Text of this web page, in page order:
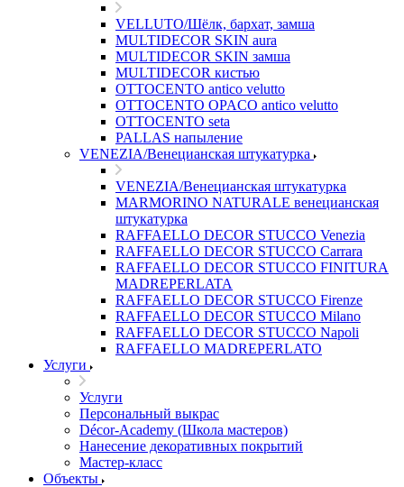
VELLUTO/Шёлк, бархат, замша
MULTIDECOR SKIN aura
MULTIDECOR SKIN замша
MULTIDECOR кистью
OTTOCENTO antico velutto
OTTOCENTO OPACO antico velutto
OTTOCENTO seta
PALLAS напыление
VENEZIA/Венецианская штукатурка
VENEZIA/Венецианская штукатурка
MARMORINO NATURALE венецианская
штукатурка
RAFFAELLO DECOR STUCCO Venezia
RAFFAELLO DECOR STUCCO Carrara
RAFFAELLO DECOR STUCCO FINITURA
MADREPERLATA
RAFFAELLO DECOR STUCCO Firenze
RAFFAELLO DECOR STUCCO Milano
RAFFAELLO DECOR STUCCO Napoli
RAFFAELLO MADREPERLATO
Услуги
Услуги
Персональный выкрас
Décor-Academy (Школа мастеров)
Нанесение декоративных покрытий
Мастер-класс
Объекты